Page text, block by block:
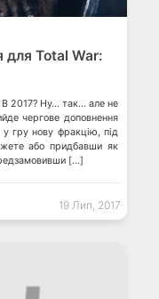
для Total War:
В 2017? Ну… так… але не
чергове доповнення
гру нову фракцію, під
або придбавши як
[…]
19 Лип, 2017